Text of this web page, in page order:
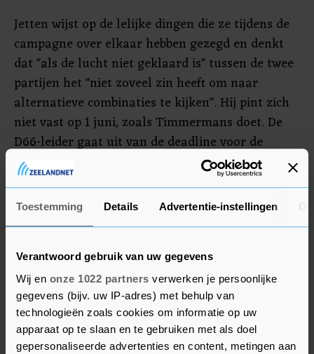
Toestemming Details Advertentie-instellingen
Verantwoord gebruik van uw gegevens
Wij en onze 1022 partners verwerken je persoonlijke
gegevens (bijv. uw IP-adres) met behulp van
technologieën zoals cookies om informatie op uw
apparaat op te slaan en te gebruiken met als doel
gepersonaliseerde advertenties en content, metingen aan
Jetten wijst op de lelijke dingen die ze tijdens de
campagne over elkaar hebben gezegd en denkt
dat "als de lucht niet geklaard is" tussen de twee
partijen het "niet zoveel zin heeft om naar
alternatieve combinaties te kijken". Hij pint zich
niet vast op 1 juni, zoals Timmermans doet. De
D66-leider gaat uit van de deadline voor de
formateurs, die tot medio mei de tijd hebben
gekregen de onderhandelingen te voeren.
Jetten is "heel benieuwd naar de stand van hun
formerende partijen op om "serieus te gaan
onderhandelen in plaats van ruzie te maken via
de sociale media".